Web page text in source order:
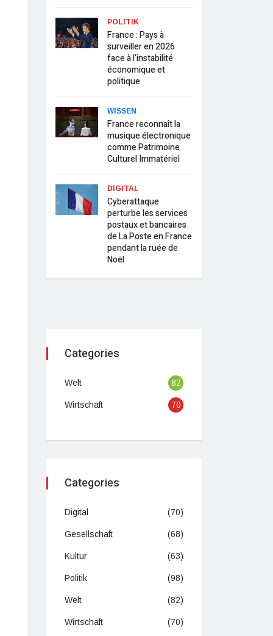
POLITIK
France : Pays à
surveiller en 2026
face à l’instabilité
économique et
politique
WISSEN
France reconnaît la
musique électronique
comme Patrimoine
Culturel Immatériel
DIGITAL
Cyberattaque
perturbe les services
postaux et bancaires
de La Poste en France
pendant la ruée de
Noël
Categories
Welt 82
Wirtschaft 70
Categories
Digital (70)
Gesellschaft (68)
Kultur (63)
Politik (98)
Welt (82)
Wirtschaft (70)